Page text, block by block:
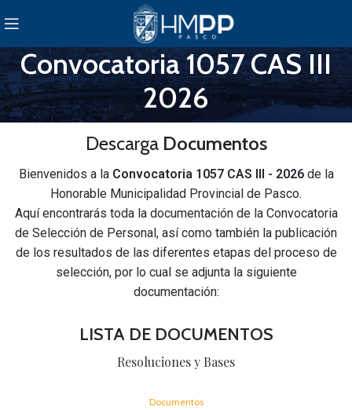
Convocatoria 1057 CAS III
2026
Descarga Documentos
Bienvenidos a la Convocatoria 1057 CAS III - 2026de la
Honorable Municipalidad Provincial de Pasco.
Aquí encontrarás toda la documentación de la Convocatoria
de Selección de Personal, así como también la publicación
de los resultados de las diferentes etapas del proceso de
selección, por lo cual se adjunta la siguiente
documentación:
LISTA DE DOCUMENTOS
Resoluciones y Bases
Documentos